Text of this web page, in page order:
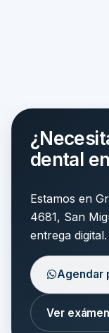
dental
Estamos en
4681, San
entrega digital.
Agendar
Ver